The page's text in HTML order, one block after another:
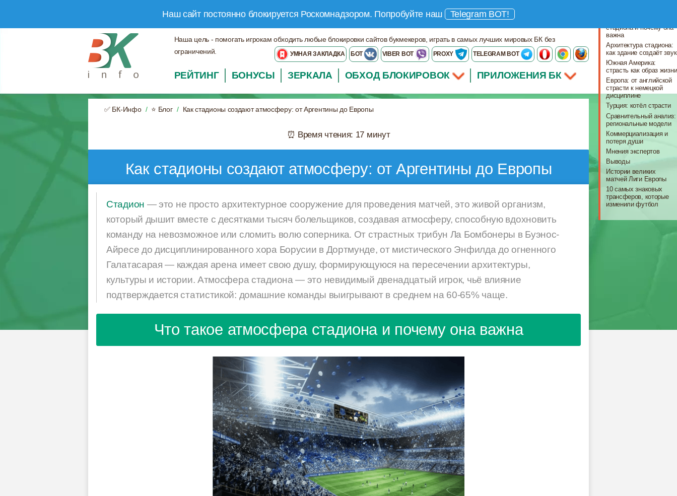
Наш сайт постоянно блокируется Роскомнадзором. Попробуйте наш Telegram BOT!
Наша цель - помогать игрокам обходить любые блокировки сайтов букмекеров, играть в самых лучших мировых БК без
ограничений.
TELEGRAM BOT
PROXY
VIBER BOT
БОТ
УМНАЯ ЗАКЛАДКА
РЕЙТИНГ БОНУСЫ ЗЕРКАЛА ОБХОД БЛОКИРОВОК ПРИЛОЖЕНИЯ БК
✅ БК-Инфо ⭐ Блог Как стадионы создают атмосферу: от Аргентины до Европы
⏰ Время чтения: 17 минут
Как стадионы создают атмосферу: от Аргентины до Европы
Стадион — это не просто архитектурное сооружение для проведения матчей, это живой организм,
который дышит вместе с десятками тысяч болельщиков, создавая атмосферу, способную вдохновить
команду на невозможное или сломить волю соперника. От страстных трибун Ла Бомбонеры в Буэнос-
Айресе до дисциплинированного хора Борусии в Дортмунде, от мистического Энфилда до огненного
Галатасарая — каждая арена имеет свою душу, формирующуюся на пересечении архитектуры,
культуры и истории. Атмосфера стадиона — это невидимый двенадцатый игрок, чьё влияние
подтверждается статистикой: домашние команды выигрывают в среднем на 60-65% чаще.
Что такое атмосфера стадиона и почему она важна
стадиона и почему она
важна
Архитектура стадиона:
как здание создаёт звук
Южная Америка:
страсть как образ жизни
Европа: от английской
страсти к немецкой
дисциплине
Турция: котёл страсти
Сравнительный анализ:
региональные модели
Коммерциализация и
потеря души
Мнения экспертов
Выводы
Истории великих
матчей Лиги Европы
10 самых знаковых
трансферов, которые
изменили футбол